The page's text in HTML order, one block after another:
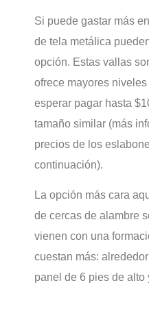
Si puede gastar más
de tela metálica
opción. Estas vallas
ofrece mayores
esperar pagar hasta
tamaño similar (más
precios de los
continuación).
La opción más cara
de cercas de alambre
vienen con una
cuestan más:
panel de 6 pies de alto